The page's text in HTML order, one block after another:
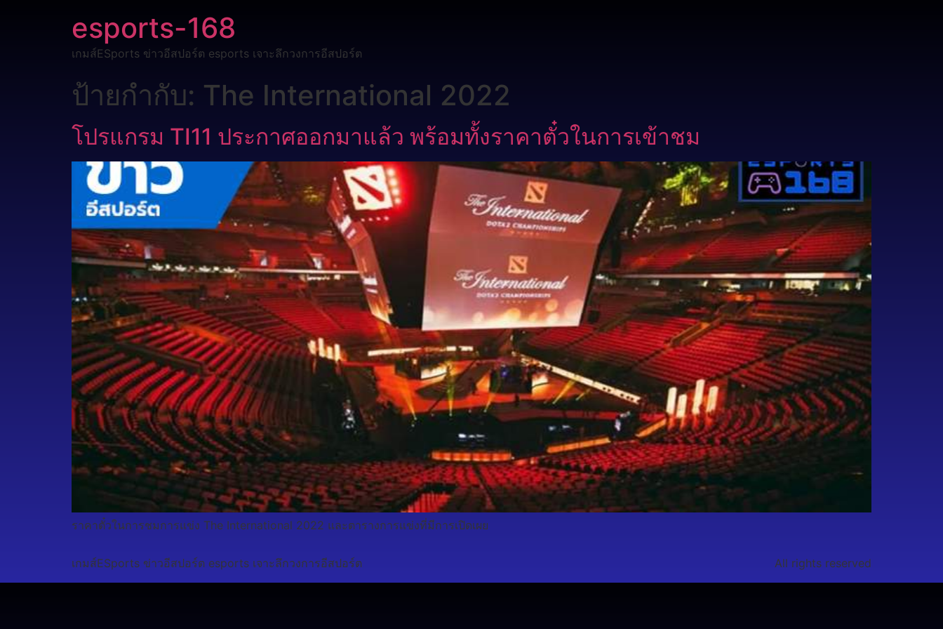
esports-168
เกมส์ESports ข่าวอีสปอร์ต esports เจาะลึกวงการอีสปอร์ต
ป้ายกำกับ: The International 2022
โปรแกรม TI11 ประกาศออกมาแล้ว พร้อมทั้งราคาตั๋วในการเข้าชม
ราคาตั๋วในการชมการแข่ง The International 2022 และตารางการแข่งที่มีการเปิดเผย
เกมส์ESports ข่าวอีสปอร์ต esports เจาะลึกวงการอีสปอร์ต All rights reserved